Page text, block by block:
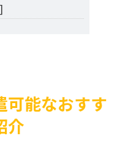
]
可能なおすす
介